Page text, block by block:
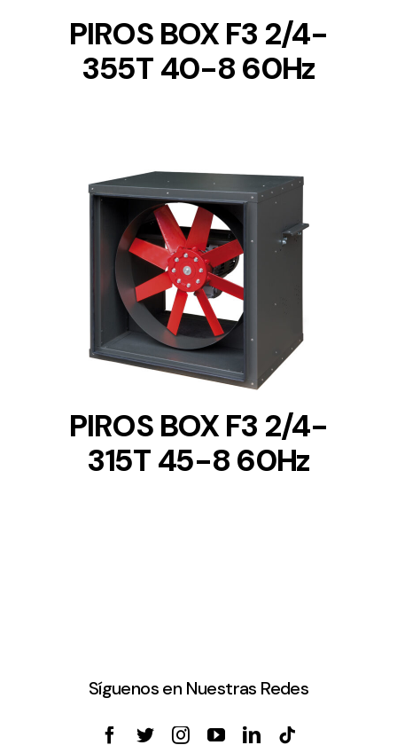
PIROS BOX F3 2/4-
355T 40-8 60Hz
DETAILS
PIROS BOX F3 2/4-
315T 45-8 60Hz
Síguenos en Nuestras Redes